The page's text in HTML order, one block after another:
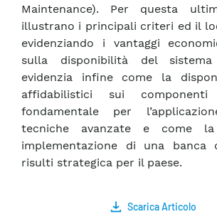
Maintenance). Per questa
illustrano i principali criteri ed il
evidenziando i vantaggi
sulla disponibilità del
evidenzia infine come la
affidabilistici sui
fondamentale per
tecniche avanzate e come la
implementazione di una banca
risulti strategica per il paese.
Scarica Articolo